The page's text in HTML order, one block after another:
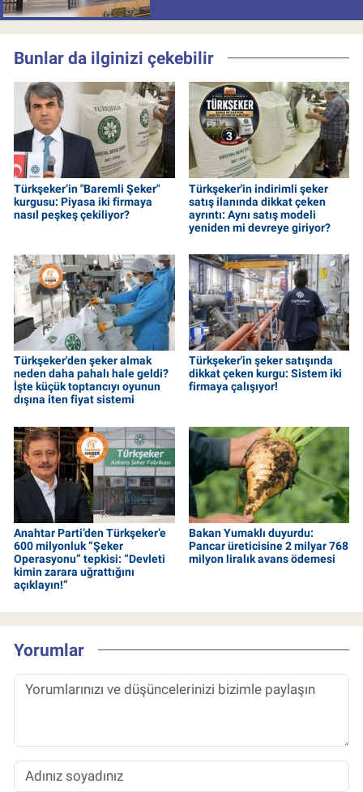
Bunlar da ilginizi çekebilir
Türkşeker’in "Baremli Şeker"
kurgusu: Piyasa iki firmaya
nasıl peşkeş çekiliyor?
Türkşeker'in indirimli şeker
satış ilanında dikkat çeken
ayrıntı: Aynı satış modeli
yeniden mi devreye giriyor?
Türkşeker'den şeker almak
neden daha pahalı hale geldi?
İşte küçük toptancıyı oyunun
dışına iten fiyat sistemi
Türkşeker'in şeker satışında
dikkat çeken kurgu: Sistem iki
firmaya çalışıyor!
Anahtar Parti’den Türkşeker’e
600 milyonluk “Şeker
Operasyonu” tepkisi: “Devleti
kimin zarara uğrattığını
açıklayın!”
Bakan Yumaklı duyurdu:
Pancar üreticisine 2 milyar 768
milyon liralık avans ödemesi
Yorumlar